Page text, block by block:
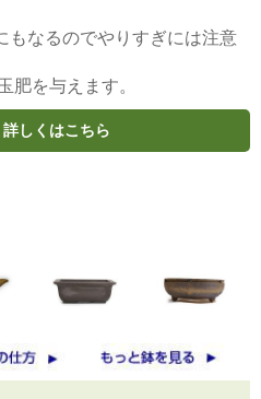
の器
しました。開花はまだで
います。
もなるのでやりすぎには注意
肥を与えます。
しくはこちら